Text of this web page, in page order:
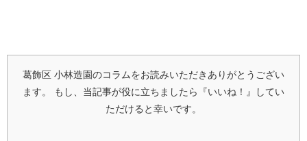
葛飾区 小林造園のコラムをお読みいただきありがとうござい
ます。
もし、当記事が役に立ちましたら『いいね！』してい
ただけると幸いです。